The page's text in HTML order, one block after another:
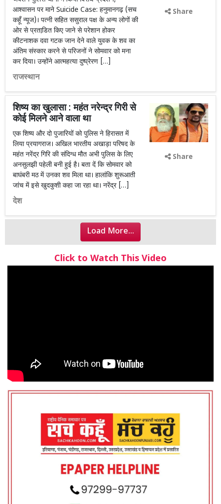
आश्वासन पर माने Suicide Case: हनुमानगढ़ (सच
कहूँ न्यूज)। पत्नी सहित ससुराल पक्ष के अन्य लोगों की
ओर से प्रताडि़त किए जाने से परेशान होकर
कीटनाशक दवा गटक जान देने वाले युवक के शव का
अंतिम संस्कार करने से परिजनों ने सोमवार को मना
कर दिया। उन्होंने आत्महत्या दुष्प्रेरण […]
राजस्थान
Share
शिष्य का खुलासा : महंत नरेन्द्र गिरी से
कोई मिलने आने वाला था
एक शिष्य और दो पुजारियों को पुलिस ने हिरासत में
लिया प्रयागराज। अखिल भारतीय अखाड़ा परिषद के
महंत नरेंद्र गिरि की संदिग्ध मौत अभी पुलिस के लिए
अनसुलझी पहेली बनी हुई है। बता दें कि सोमवार को
बाघंबरी मठ में उनका शव मिला था। हालांकि शुरूआती
जांच में इसे खुदकुशी कहा जा रहा था। नरेंद्र […]
देश
Share
Load More...
Click to Watch This Video